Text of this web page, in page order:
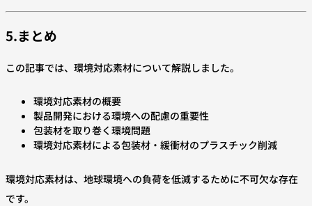
5.まとめ
この記事では、環境対応素材について解説しました。
環境対応素材の概要
製品開発における環境への配慮の重要性
包装材を取り巻く環境問題
環境対応素材による包装材・緩衝材のプラスチック削減
環境対応素材は、地球環境への負荷を低減するために不可欠な存在
です。